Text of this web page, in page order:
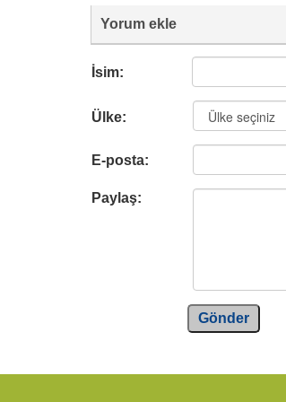
Yorum ekle
İsim:
Ülke:
E-posta:
Paylaş:
Gönder